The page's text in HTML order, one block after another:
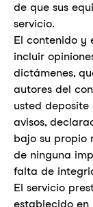
de que sus
servicio.
El contenido y
incluir
dictámenes,
autores del
usted deposite
avisos,
bajo su propio
de ninguna
falta de
El servicio
establecido en